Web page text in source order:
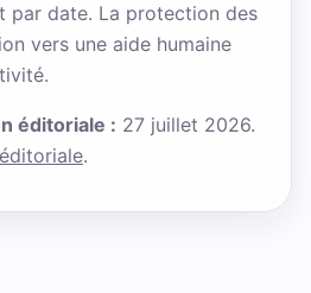
par date. La protection des
vers une aide humaine
éditoriale : 27 juillet 2026.
.